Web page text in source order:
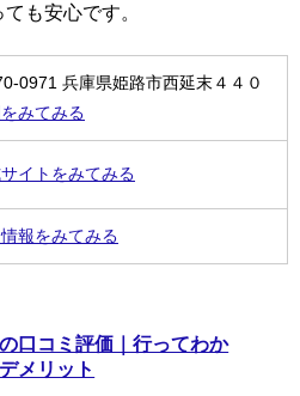
も安心です。
0971 兵庫県姫路市西延末４４０
みてみる
イトをみてみる
報をみてみる
口コミ評価｜行ってわか
メリット